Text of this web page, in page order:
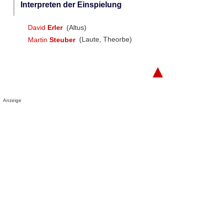
Interpreten der Einspielung
David Erler (Altus)
Martin Steuber (Laute, Theorbe)
▲
Anzeige